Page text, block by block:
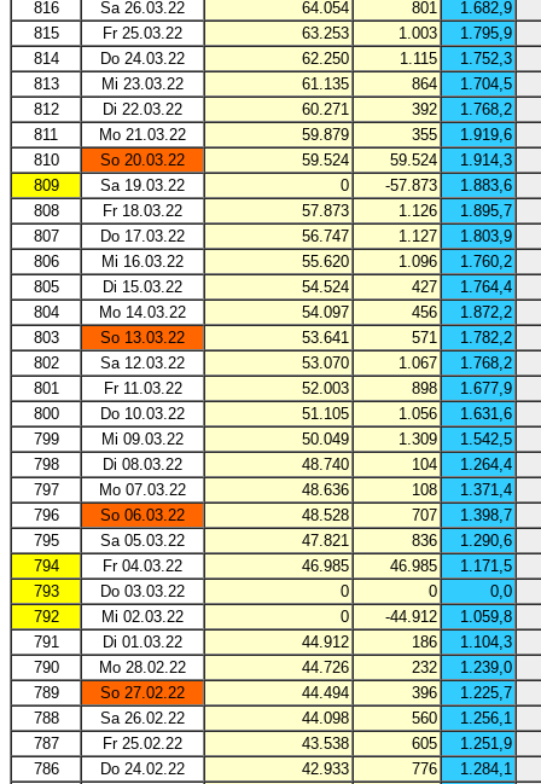
816 Sa 26.03.22 64.054 801
1.682,9
815
Fr 25.03.22 63.253 1.003
1.795,9
814
Do 24.03.22 62.250 1.115
1.752,3
813
Mi 23.03.22 61.135 864
1.704,5
812
Di 22.03.22 60.271 392
1.768,2
811
Mo 21.03.22 59.879 355
1.919,6
810
So 20.03.22 59.524 59.524
1.914,3
809
Sa 19.03.22 0 -57.873
1.883,6
808
Fr 18.03.22 57.873 1.126
1.895,7
807
Do 17.03.22 56.747 1.127
1.803,9
806
Mi 16.03.22 55.620 1.096
1.760,2
805
Di 15.03.22 54.524 427
1.764,4
804
Mo 14.03.22 54.097 456
1.872,2
803
So 13.03.22 53.641 571
1.782,2
802
Sa 12.03.22 53.070 1.067
1.768,2
801
Fr 11.03.22 52.003 898
1.677,9
800
Do 10.03.22 51.105 1.056
1.631,6
799
Mi 09.03.22 50.049 1.309
1.542,5
798
Di 08.03.22 48.740 104
1.264,4
797
Mo 07.03.22 48.636 108
1.371,4
796
So 06.03.22 48.528 707
1.398,7
795
Sa 05.03.22 47.821 836
1.290,6
794
Fr 04.03.22 46.985 46.985
1.171,5
793
Do 03.03.22 0 0
0,0
792
Mi 02.03.22 0 -44.912
1.059,8
791
Di 01.03.22 44.912 186
1.104,3
790
Mo 28.02.22 44.726 232
1.239,0
789
So 27.02.22 44.494 396
1.225,7
788
Sa 26.02.22 44.098 560
1.256,1
787
Fr 25.02.22 43.538 605
1.251,9
786
Do 24.02.22 42.933 776
1.284,1